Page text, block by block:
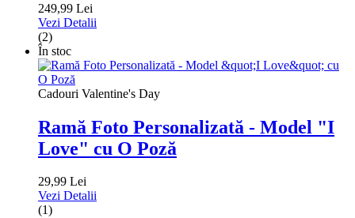
249,99 Lei
Vezi Detalii
(2)
În stoc
Cadouri Valentine's Day
Ramă Foto Personalizată - Model "I
Love" cu O Poză
29,99 Lei
Vezi Detalii
(1)